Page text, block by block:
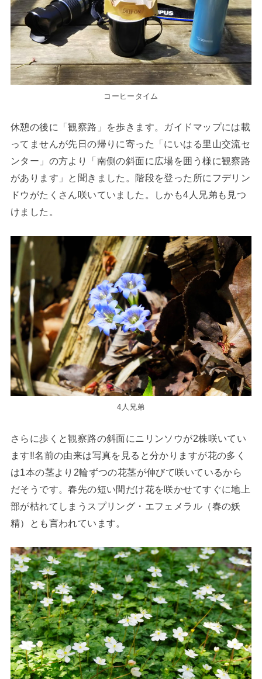
コーヒータイム
休憩の後に「観察路」を歩きます。ガイドマップには載
ってませんが先日の帰りに寄った「にいはる里山交流セ
ンター」の方より「南側の斜面に広場を囲う様に観察路
があります」と聞きました。階段を登った所にフデリン
ドウがたくさん咲いていました。しかも4人兄弟も見つ
けました。
4人兄弟
さらに歩くと観察路の斜面にニリンソウが2株咲いてい
ます‼名前の由来は写真を見ると分かりますが花の多く
は1本の茎より2輪ずつの花茎が伸びて咲いているから
だそうです。春先の短い間だけ花を咲かせてすぐに地上
部が枯れてしまうスプリング・エフェメラル（春の妖
精）とも言われています。